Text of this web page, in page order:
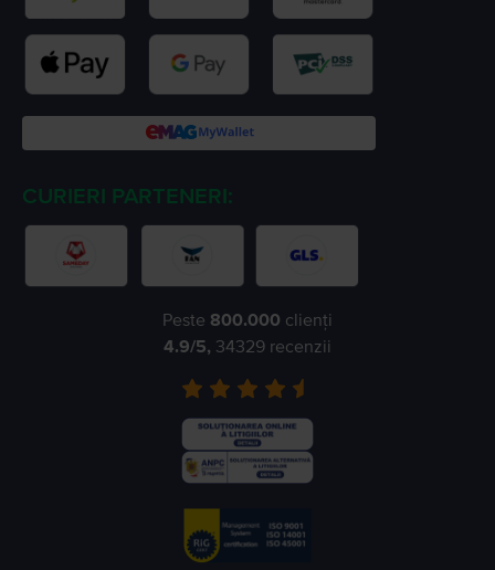
CURIERI PARTENERI:
Peste 800.000 clienți
4.9/5, 34329 recenzii